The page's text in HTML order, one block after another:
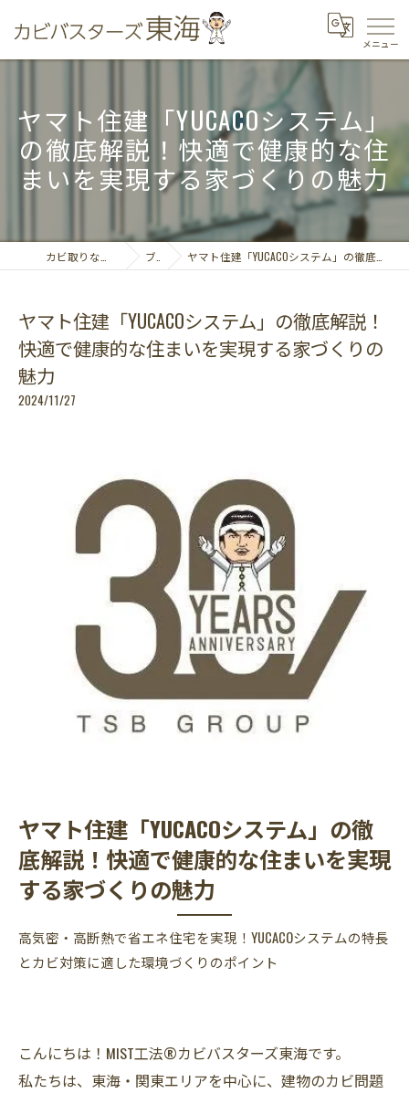
ヤマト住建「YUCACOシステム」
の徹底解説！快適で健康的な住
まいを実現する家づくりの魅力
ブログ ヤマト住建「YUCACOシステム」の徹底解説！快適で健康的な住まいを実現する家づくりの魅力
ヤマト住建「YUCACOシステム」の徹底解説！
快適で健康的な住まいを実現する家づくりの
魅力
2024/11/27
ヤマト住建「YUCACOシステム」の徹
底解説！快適で健康的な住まいを実現
する家づくりの魅力
高気密・高断熱で省エネ住宅を実現！YUCACOシステムの特長
とカビ対策に適した環境づくりのポイント
こんにちは！MIST工法®カビバスターズ東海です。
私たちは、東海・関東エリアを中心に、建物のカビ問題